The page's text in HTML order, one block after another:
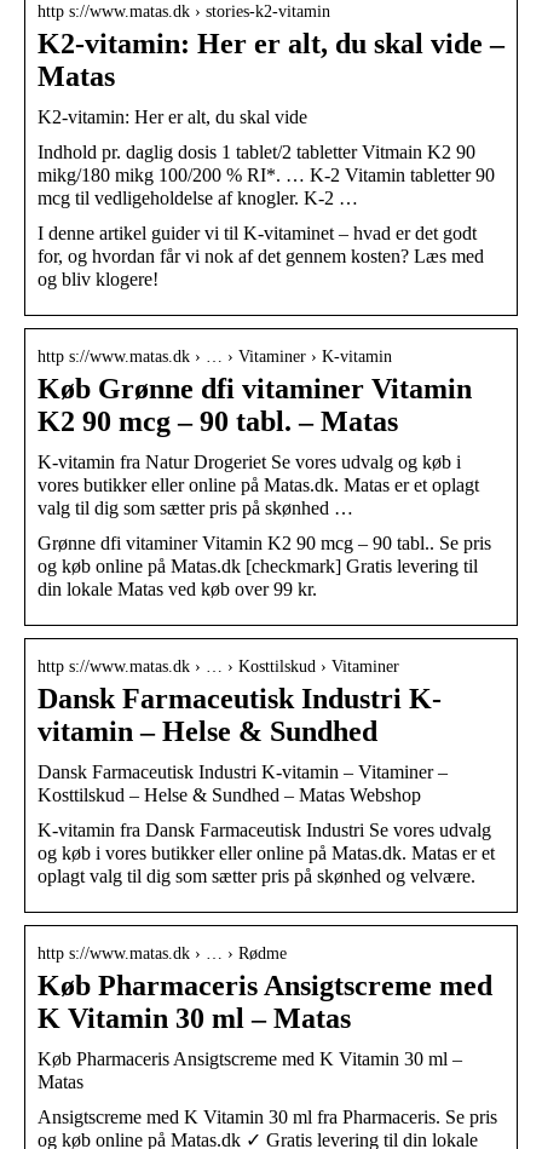
http s://www.matas.dk › stories-k2-vitamin
K2-vitamin: Her er alt, du skal vide –
Matas
K2-vitamin: Her er alt, du skal vide
Indhold pr. daglig dosis 1 tablet/2 tabletter Vitmain K2 90
mikg/180 mikg 100/200 % RI*. … K-2 Vitamin tabletter 90
mcg til vedligeholdelse af knogler. K-2 …
I denne artikel guider vi til K-vitaminet – hvad er det godt
for, og hvordan får vi nok af det gennem kosten? Læs med
og bliv klogere!
http s://www.matas.dk › … › Vitaminer › K-vitamin
Køb Grønne dfi vitaminer Vitamin
K2 90 mcg – 90 tabl. – Matas
K-vitamin fra Natur Drogeriet Se vores udvalg og køb i
vores butikker eller online på Matas.dk. Matas er et oplagt
valg til dig som sætter pris på skønhed …
Grønne dfi vitaminer Vitamin K2 90 mcg – 90 tabl.. Se pris
og køb online på Matas.dk [checkmark] Gratis levering til
din lokale Matas ved køb over 99 kr.
http s://www.matas.dk › … › Kosttilskud › Vitaminer
Dansk Farmaceutisk Industri K-
vitamin – Helse & Sundhed
Dansk Farmaceutisk Industri K-vitamin – Vitaminer –
Kosttilskud – Helse & Sundhed – Matas Webshop
K-vitamin fra Dansk Farmaceutisk Industri Se vores udvalg
og køb i vores butikker eller online på Matas.dk. Matas er et
oplagt valg til dig som sætter pris på skønhed og velvære.
http s://www.matas.dk › … › Rødme
Køb Pharmaceris Ansigtscreme med
K Vitamin 30 ml – Matas
Køb Pharmaceris Ansigtscreme med K Vitamin 30 ml –
Matas
Ansigtscreme med K Vitamin 30 ml fra Pharmaceris. Se pris
og køb online på Matas.dk ✓ Gratis levering til din lokale